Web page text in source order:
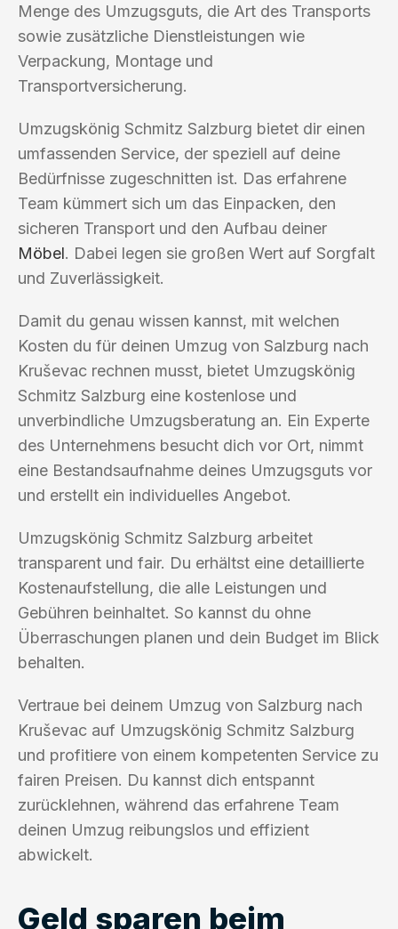
Menge des Umzugsguts, die Art des Transports
sowie zusätzliche Dienstleistungen wie
Verpackung, Montage und
Transportversicherung.
Umzugskönig Schmitz Salzburg bietet dir einen
umfassenden Service, der speziell auf deine
Bedürfnisse zugeschnitten ist. Das erfahrene
Team kümmert sich um das Einpacken, den
sicheren Transport und den Aufbau deiner
Möbel. Dabei legen sie großen Wert auf Sorgfalt
und Zuverlässigkeit.
Damit du genau wissen kannst, mit welchen
Kosten du für deinen Umzug von Salzburg nach
Kruševac rechnen musst, bietet Umzugskönig
Schmitz Salzburg eine kostenlose und
unverbindliche Umzugsberatung an. Ein Experte
des Unternehmens besucht dich vor Ort, nimmt
eine Bestandsaufnahme deines Umzugsguts vor
und erstellt ein individuelles Angebot.
Umzugskönig Schmitz Salzburg arbeitet
transparent und fair. Du erhältst eine detaillierte
Kostenaufstellung, die alle Leistungen und
Gebühren beinhaltet. So kannst du ohne
Überraschungen planen und dein Budget im Blick
behalten.
Vertraue bei deinem Umzug von Salzburg nach
Kruševac auf Umzugskönig Schmitz Salzburg
und profitiere von einem kompetenten Service zu
fairen Preisen. Du kannst dich entspannt
zurücklehnen, während das erfahrene Team
deinen Umzug reibungslos und effizient
abwickelt.
Geld sparen beim